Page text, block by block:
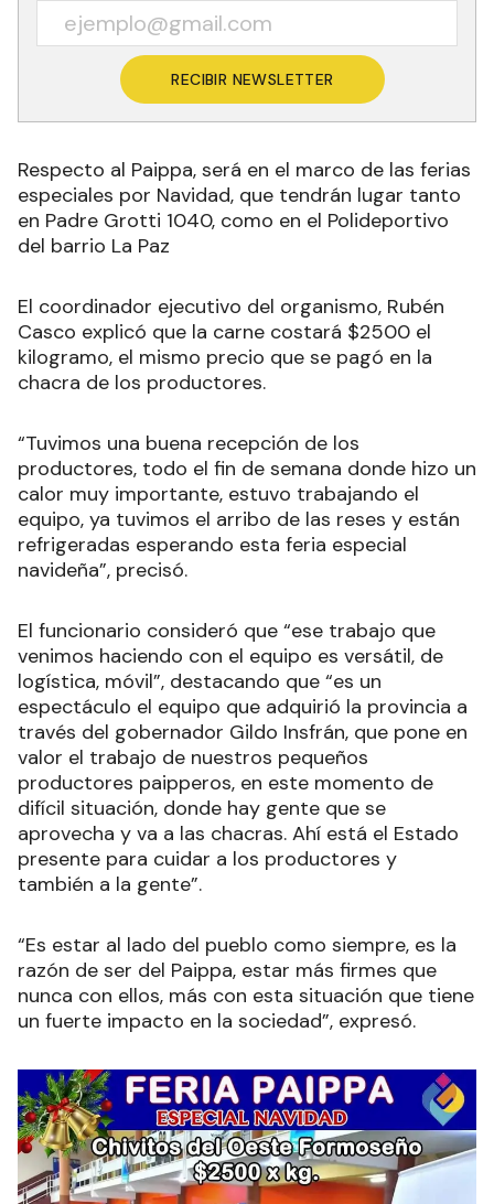
RECIBIR NEWSLETTER
Respecto al Paippa, será en el marco de las ferias
especiales por Navidad, que tendrán lugar tanto
en Padre Grotti 1040, como en el Polideportivo
del barrio La Paz
El coordinador ejecutivo del organismo, Rubén
Casco explicó que la carne costará $2500 el
kilogramo, el mismo precio que se pagó en la
chacra de los productores.
“Tuvimos una buena recepción de los
productores, todo el fin de semana donde hizo un
calor muy importante, estuvo trabajando el
equipo, ya tuvimos el arribo de las reses y están
refrigeradas esperando esta feria especial
navideña”, precisó.
El funcionario consideró que “ese trabajo que
venimos haciendo con el equipo es versátil, de
logística, móvil”, destacando que “es un
espectáculo el equipo que adquirió la provincia a
través del gobernador Gildo Insfrán, que pone en
valor el trabajo de nuestros pequeños
productores paipperos, en este momento de
difícil situación, donde hay gente que se
aprovecha y va a las chacras. Ahí está el Estado
presente para cuidar a los productores y
también a la gente”.
“Es estar al lado del pueblo como siempre, es la
razón de ser del Paippa, estar más firmes que
nunca con ellos, más con esta situación que tiene
un fuerte impacto en la sociedad”, expresó.